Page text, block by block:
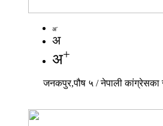
अ-
अ
अ+
जनकपुर,पौष ५ / नेपाली कांग्रेसका